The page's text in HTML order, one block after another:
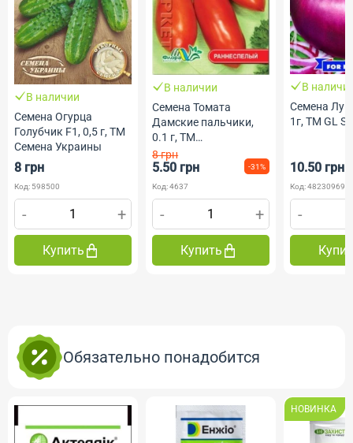
В наличии
Семена Огурца
Голубчик F1, 0,5 г, ТМ
Семена Украины
8 грн
Код: 598500
- +
Купить
В наличии
Семена Томата
Дамские пальчики,
0.1 г, ТМ
ФлораМаркет
8 грн
5.50 грн -31%
Код: 4637
- +
Купить
В
Семена
1г, ТМ GL
10.50 грн
Код:
-
Обязательно понадобится
НОВИНКА